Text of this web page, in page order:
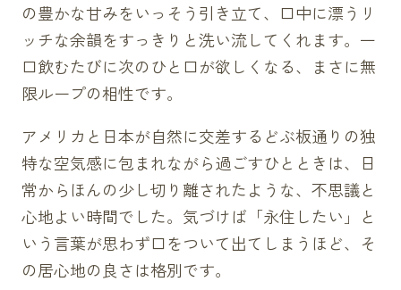
の豊かな甘みをいっそう引き立て、口中に漂うリ
ッチな余韻をすっきりと洗い流してくれます。一
口飲むたびに次のひと口が欲しくなる、まさに無
限ループの相性です。
アメリカと日本が自然に交差するどぶ板通りの独
特な空気感に包まれながら過ごすひとときは、日
常からほんの少し切り離されたような、不思議と
心地よい時間でした。気づけば「永住したい」と
いう言葉が思わず口をついて出てしまうほど、そ
の居心地の良さは格別です。